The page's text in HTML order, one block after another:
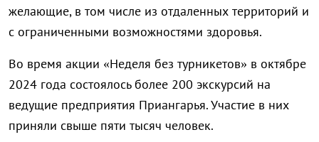
желающие, в том числе из отдаленных территорий и
с ограниченными возможностями здоровья.
Во время акции «Неделя без турникетов» в октябре
2024 года состоялось более 200 экскурсий на
ведущие предприятия Приангарья. Участие в них
приняли свыше пяти тысяч человек.